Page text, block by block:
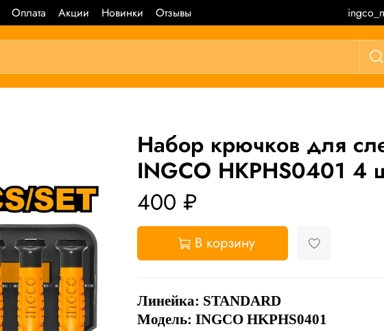
Оплата Акции Новинки Отзывы
Набор крючков для
INGCO HKPHS0401 4
400 ₽
В корзину
Линейка: STANDARD
Модель: INGCO HKPHS0401